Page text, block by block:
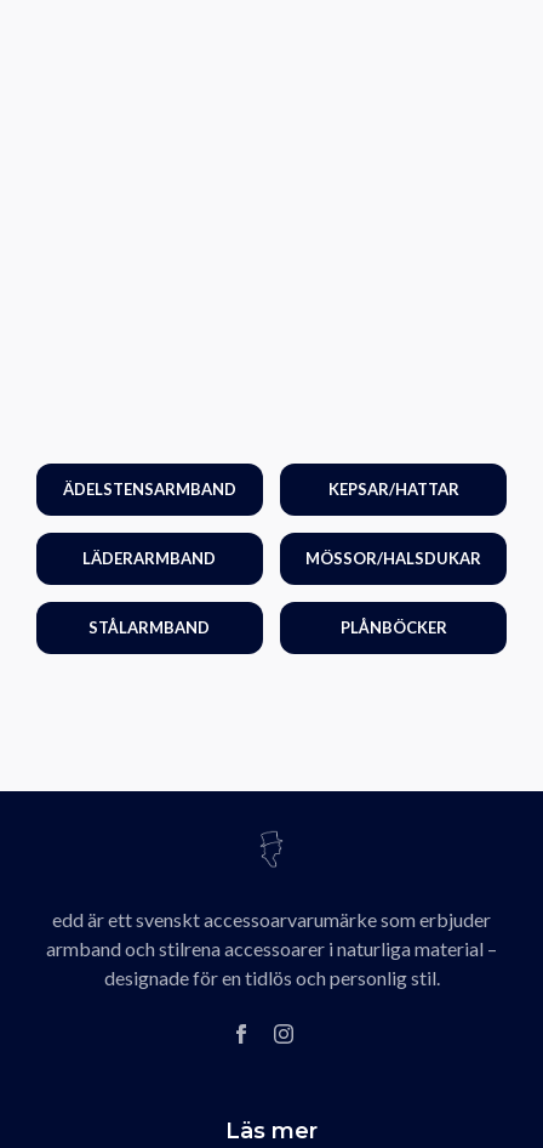
ÄDELSTENSARMBAND KEPSAR/HATTAR
LÄDERARMBAND MÖSSOR/HALSDUKAR
STÅLARMBAND PLÅNBÖCKER
edd är ett svenskt accessoarvarumärke som erbjuder
armband och stilrena accessoarer i naturliga material –
designade för en tidlös och personlig stil.
Läs mer